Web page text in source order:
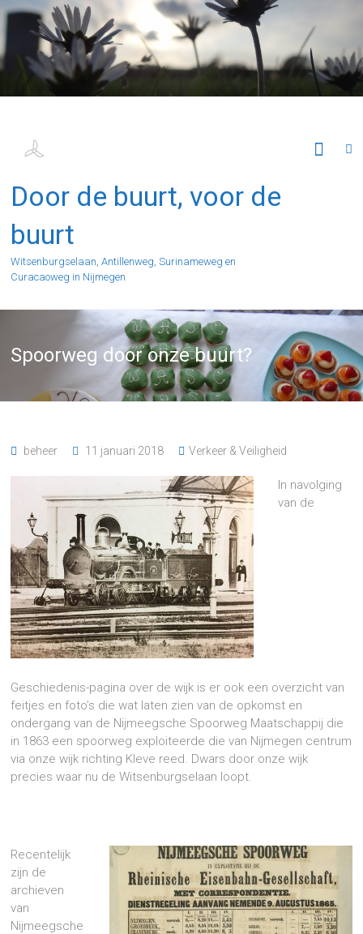
Ga
de
inhoud
Door de buurt, voor de
buurt
Witsenburgselaan, Antillenweg, Surinameweg en
Curacaoweg in Nijmegen
Spoorweg door onze buurt?
beheer 11 januari 2018 Verkeer & Veiligheid
In navolging
van de
Geschiedenis-pagina over de wijk is er ook een overzicht van
feitjes en foto’s die wat laten zien van de opkomst en
ondergang van de Nijmeegsche Spoorweg Maatschappij die
in 1863 een spoorweg exploiteerde die van Nijmegen centrum
via onze wijk richting Kleve reed. Dwars door onze wijk
precies waar nu de Witsenburgselaan loopt.
Recentelijk
zijn de
archieven
van
Nijmeegsche